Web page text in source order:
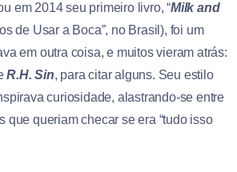
em 2014 seu primeiro livro, “Milk and
de Usar a Boca”, no Brasil), foi um
em outra coisa, e muitos vieram atrás:
R.H. Sin, para citar alguns. Seu estilo
curiosidade, alastrando-se entre
que queriam checar se era “tudo isso